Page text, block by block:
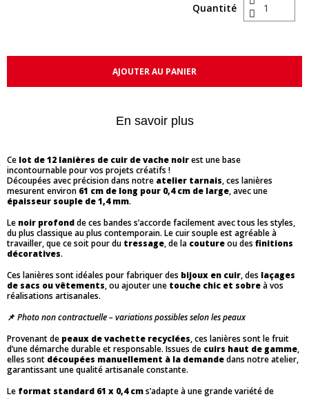
Quantité
AJOUTER AU PANIER
En savoir plus
Ce lot de 12 lanières de cuir de vache noirest une base
incontournable pour vos projets créatifs !
Découpées avec précision dans notre atelier tarnais, ces lanières
mesurent environ 61 cm de long pour 0,4 cm de large, avec une
épaisseur souple de 1,4 mm.
Le noir profondde ces bandes s’accorde facilement avec tous les styles,
du plus classique au plus contemporain. Le cuir souple est agréable à
travailler, que ce soit pour du tressage, de la coutureou des finitions
décoratives.
Ces lanières sont idéales pour fabriquer des bijoux en cuir, des laçages
de sacs ou vêtements, ou ajouter une touche chic et sobreà vos
réalisations artisanales.
📌 Photo non contractuelle – variations possibles selon les peaux
Provenant de peaux de vachette recyclées, ces lanières sont le fruit
d’une démarche durable et responsable. Issues de cuirs haut de gamme,
elles sont découpées manuellement à la demandedans notre atelier,
garantissant une qualité artisanale constante.
Le format standard 61 x 0,4 cms’adapte à une grande variété de